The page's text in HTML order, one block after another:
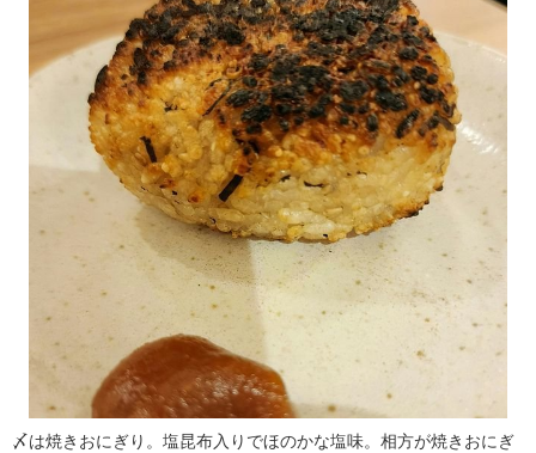
〆は焼きおにぎり。塩昆布入りでほのかな塩味。相方が焼きおにぎ